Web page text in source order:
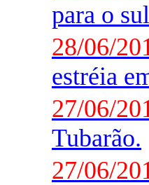
para o
28/06/
estréia
27/06/
Tubarão.
27/06/